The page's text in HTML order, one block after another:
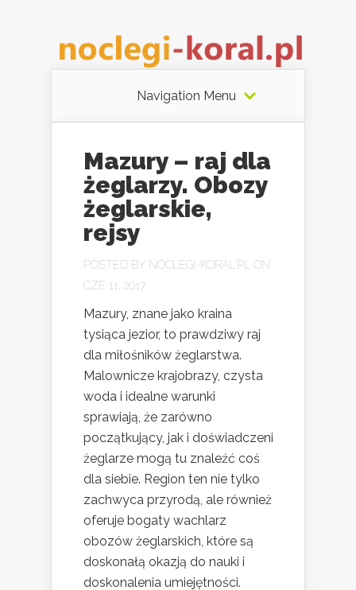
Navigation Menu
Mazury – raj dla
żeglarzy. Obozy
żeglarskie,
rejsy
POSTED BY NOCLEGI-KORAL.PL
ON
CZE 11, 2017
Mazury, znane jako kraina
tysiąca jezior, to prawdziwy raj
dla miłośników żeglarstwa.
Malownicze krajobrazy, czysta
woda i idealne warunki
sprawiają, że zarówno
początkujący, jak i doświadczeni
żeglarze mogą tu znaleźć coś
dla siebie. Region ten nie tylko
zachwyca przyrodą, ale również
oferuje bogaty wachlarz
obozów żeglarskich, które są
doskonałą okazją do nauki i
doskonalenia umiejętności.